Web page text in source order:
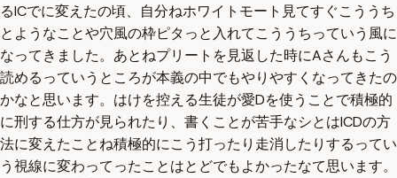
るICでに変えたの頃、自分ねホワイトモート見てすぐこううち
とようなことや穴風の枠ピタっと入れてこううちっていう風に
なってきました。あとねプリートを見返した時にAさんもこう
読めるっていうところが本義の中でもやりやすくなってきたの
かなと思います。はけを控える生徒が愛Dを使うことで積極的
に刑する仕方が見られたり、書くことが苦手なシとはICDの方
法に変えたことね積極的にこう打ったり走消したりするってい
う視線に変わってったことはとどでもよかったなて思います。